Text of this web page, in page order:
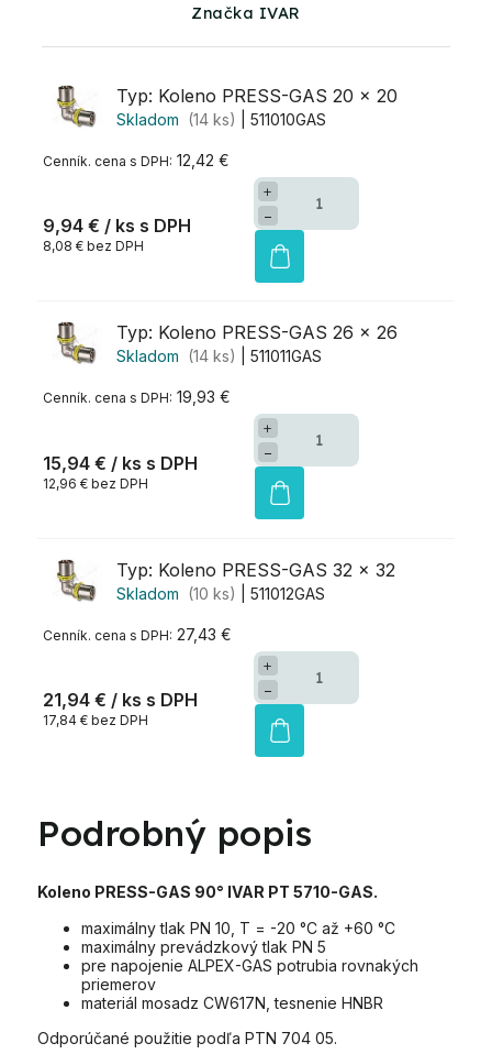
Značka IVAR
Typ: Koleno PRESS-GAS 20 x 20
Skladom (14 ks) | 511010GAS
12,42 €
9,94 € / ks
8,08 € bez DPH
+
−
Typ: Koleno PRESS-GAS 26 x 26
Skladom (14 ks) | 511011GAS
19,93 €
15,94 € / ks
12,96 € bez DPH
+
−
Typ: Koleno PRESS-GAS 32 x 32
Skladom (10 ks) | 511012GAS
27,43 €
21,94 € / ks
17,84 € bez DPH
+
−
Podrobný popis
Koleno PRESS-GAS 90° IVAR PT 5710-GAS.
maximálny tlak PN 10, T = -20 °C až +60 °C
maximálny prevádzkový tlak PN 5
pre napojenie ALPEX-GAS potrubia rovnakých
priemerov
materiál mosadz CW617N, tesnenie HNBR
Odporúčané použitie podľa PTN 704 05.